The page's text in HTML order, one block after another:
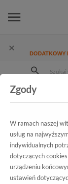
DODATKOWY
Ekskluzywne
Zgody
W ramach naszej
usług na
indywidualnych
dotyczących
urządzeniu
ustawień